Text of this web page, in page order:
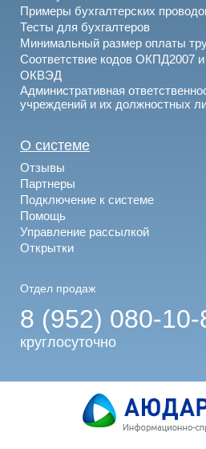
Примеры бухгалтерских
Тесты для бухгалтеров
Минимальный размер оплаты
Соответствие кодов ОКПД2007
ОКВЭД
Административная
учреждений и их должностных
О системе
Отзывы
Партнеры
Подключение к системе
Помощь
Управление рассылкой
Открытки
Отдел продаж
8 (952) 080-10-
круглосуточно